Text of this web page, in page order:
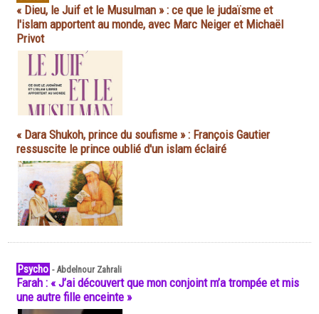
« Dieu, le Juif et le Musulman » : ce que le judaïsme et
l'islam apportent au monde, avec Marc Neiger et Michaël
Privot
« Dara Shukoh, prince du soufisme » : François Gautier
ressuscite le prince oublié d'un islam éclairé
Psycho -Abdelnour Zahrali
Farah : « J’ai découvert que mon conjoint m’a trompée et mis
une autre fille enceinte »